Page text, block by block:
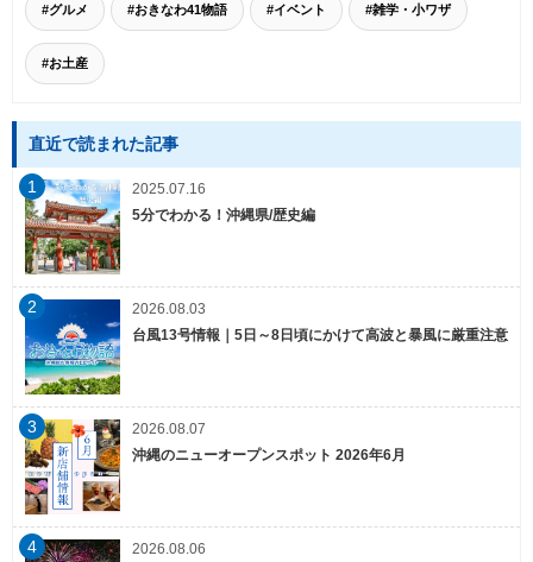
#グルメ #おきなわ41物語 #イベント #雑学・小ワザ
#お土産
直近で読まれた記事
1
2025.07.16
5分でわかる！沖縄県/歴史編
2
2026.08.03
台風13号情報｜5日～8日頃にかけて高波と暴風に厳重注意
3
2026.08.07
沖縄のニューオープンスポット 2026年6月
4
2026.08.06